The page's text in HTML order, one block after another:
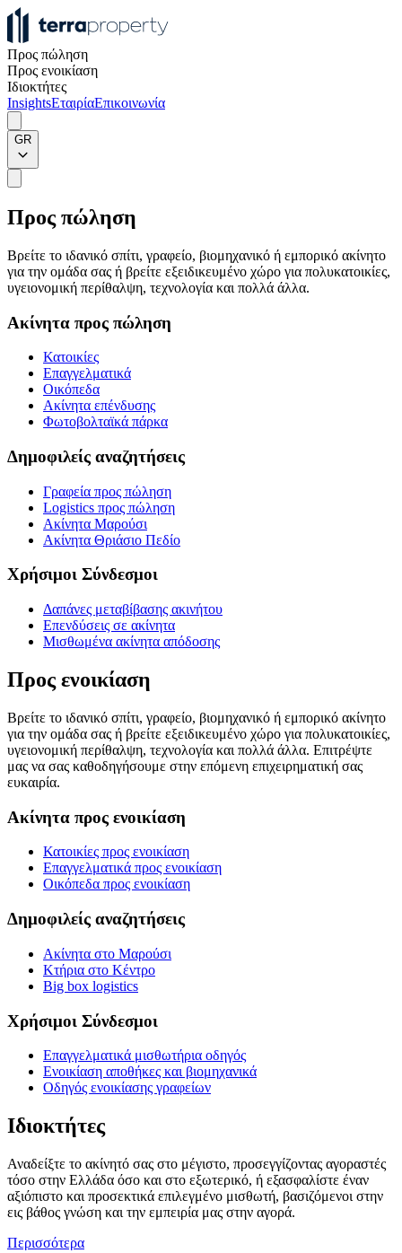
Προς πώληση
Προς ενοικίαση
Ιδιοκτήτες
InsightsΕταιρίαΕπικοινωνία
GR
Προς πώληση
Βρείτε το ιδανικό σπίτι, γραφείο, βιομηχανικό ή εμπορικό ακίνητο
για την ομάδα σας ή βρείτε εξειδικευμένο χώρο για πολυκατοικίες,
υγειονομική περίθαλψη, τεχνολογία και πολλά άλλα.
Ακίνητα προς πώληση
Κατοικίες
Επαγγελματικά
Οικόπεδα
Ακίνητα επένδυσης
Φωτοβολταϊκά πάρκα
Δημοφιλείς αναζητήσεις
Γραφεία προς πώληση
Logistics προς πώληση
Ακίνητα Μαρούσι
Ακίνητα Θριάσιο Πεδίο
Χρήσιμοι Σύνδεσμοι
Δαπάνες μεταβίβασης ακινήτου
Επενδύσεις σε ακίνητα
Μισθωμένα ακίνητα απόδοσης
Προς ενοικίαση
Βρείτε το ιδανικό σπίτι, γραφείο, βιομηχανικό ή εμπορικό ακίνητο
για την ομάδα σας ή βρείτε εξειδικευμένο χώρο για πολυκατοικίες,
υγειονομική περίθαλψη, τεχνολογία και πολλά άλλα. Επιτρέψτε
μας να σας καθοδηγήσουμε στην επόμενη επιχειρηματική σας
ευκαιρία.
Ακίνητα προς ενοικίαση
Κατοικίες προς ενοικίαση
Επαγγελματικά προς ενοικίαση
Οικόπεδα προς ενοικίαση
Δημοφιλείς αναζητήσεις
Ακίνητα στο Μαρούσι
Κτήρια στο Κέντρο
Big box logistics
Χρήσιμοι Σύνδεσμοι
Επαγγελματικά μισθωτήρια οδηγός
Ενοικίαση αποθήκες και βιομηχανικά
Οδηγός ενοικίασης γραφείων
Ιδιοκτήτες
Αναδείξτε το ακίνητό σας στο μέγιστο, προσεγγίζοντας αγοραστές
τόσο στην Ελλάδα όσο και στο εξωτερικό, ή εξασφαλίστε έναν
αξιόπιστο και προσεκτικά επιλεγμένο μισθωτή, βασιζόμενοι στην
εις βάθος γνώση και την εμπειρία μας στην αγορά.
Περισσότερα